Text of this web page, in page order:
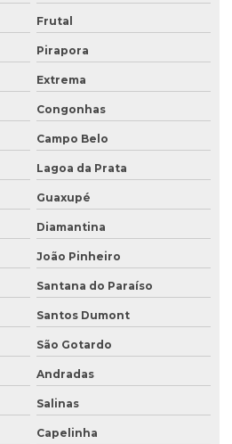
subterrâneos
Frutal
Pirapora
Extrema
Congonhas
Campo Belo
Lagoa da Prata
Guaxupé
Diamantina
João Pinheiro
Santana do Paraíso
Santos Dumont
São Gotardo
Andradas
Salinas
Capelinha